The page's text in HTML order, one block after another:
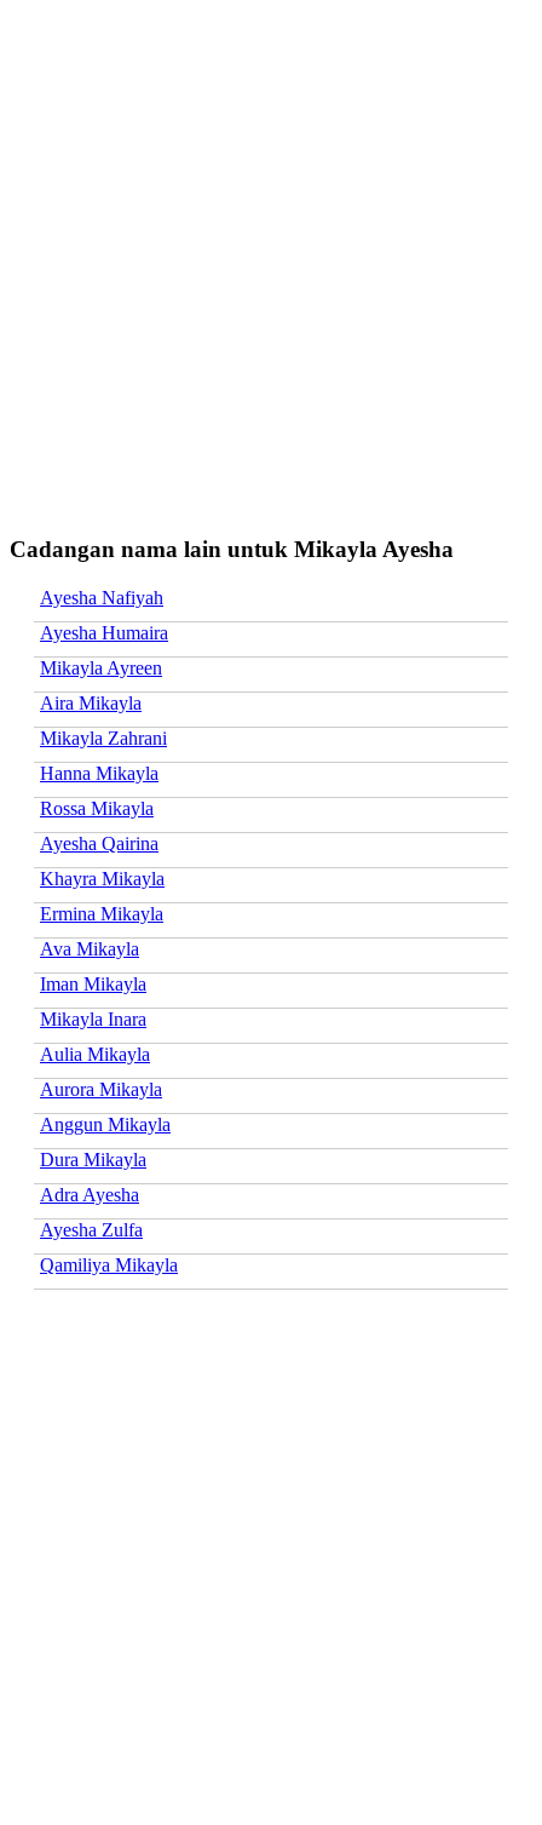
Cadangan nama lain untuk Mikayla Ayesha
Ayesha Nafiyah
Ayesha Humaira
Mikayla Ayreen
Aira Mikayla
Mikayla Zahrani
Hanna Mikayla
Rossa Mikayla
Ayesha Qairina
Khayra Mikayla
Ermina Mikayla
Ava Mikayla
Iman Mikayla
Mikayla Inara
Aulia Mikayla
Aurora Mikayla
Anggun Mikayla
Dura Mikayla
Adra Ayesha
Ayesha Zulfa
Qamiliya Mikayla